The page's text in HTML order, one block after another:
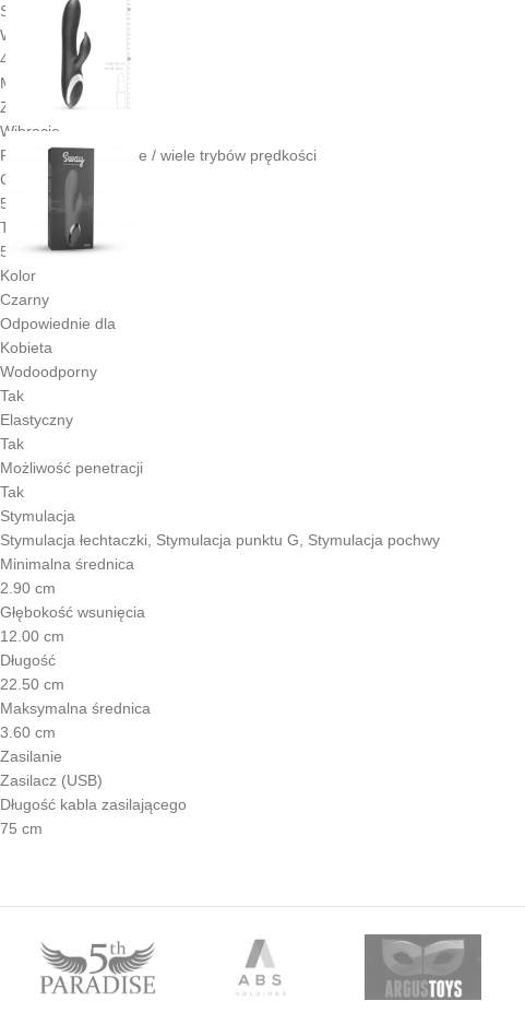
Silikon
Waga
430 gram
Moc wibracji
Zmienne wibracje
Wibracje
Regulowane wibracje / wiele trybów prędkości
Czas pracy
58 min
Tryby prędkości
50
Kolor
Czarny
Odpowiednie dla
Kobieta
Wodoodporny
Tak
Elastyczny
Tak
Możliwość penetracji
Tak
Stymulacja
Stymulacja łechtaczki, Stymulacja punktu G, Stymulacja pochwy
Minimalna średnica
2.90 cm
Głębokość wsunięcia
12.00 cm
Długość
22.50 cm
Maksymalna średnica
3.60 cm
Zasilanie
Zasilacz (USB)
Długość kabla zasilającego
75 cm